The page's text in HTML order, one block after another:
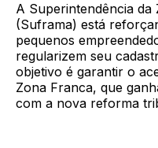
A Superintendência da
(Suframa) está
pequenos
regularizem seu
objetivo é garantir o
Zona Franca, que
com a nova reforma